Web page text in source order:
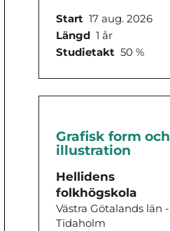
Start 17 aug. 2026
Längd 1 år
Studietakt 50 %
Grafisk form och
illustration
Hellidens
folkhögskola
Västra Götalands län -
Tidaholm